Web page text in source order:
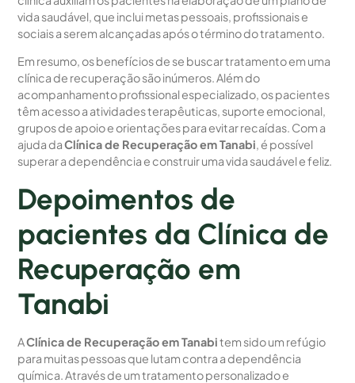
vida saudável, que inclui metas pessoais, profissionais e
sociais a serem alcançadas após o término do tratamento.
Em resumo, os benefícios de se buscar tratamento em uma
clínica de recuperação são inúmeros. Além do
acompanhamento profissional especializado, os pacientes
têm acesso a atividades terapêuticas, suporte emocional,
grupos de apoio e orientações para evitar recaídas. Com a
ajuda daClínica de Recuperação em Tanabi, é possível
superar a dependência e construir uma vida saudável e feliz.
Depoimentos de
pacientes da Clínica de
Recuperação em
Tanabi
AClínica de Recuperação em Tanabitem sido um refúgio
para muitas pessoas que lutam contra a dependência
química. Através de um tratamento personalizado e